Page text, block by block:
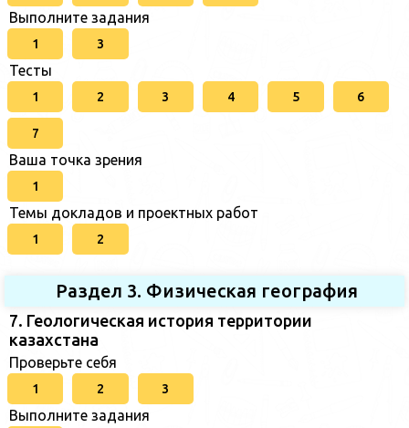
Выполните задания
1 3
Тесты
1 2 3 4 5 6
7
Ваша точка зрения
1
Темы докладов и проектных работ
1 2
Раздел 3. Физическая география
7. Геологическая история территории
казахстана
Проверьте себя
1 2 3
Выполните задания